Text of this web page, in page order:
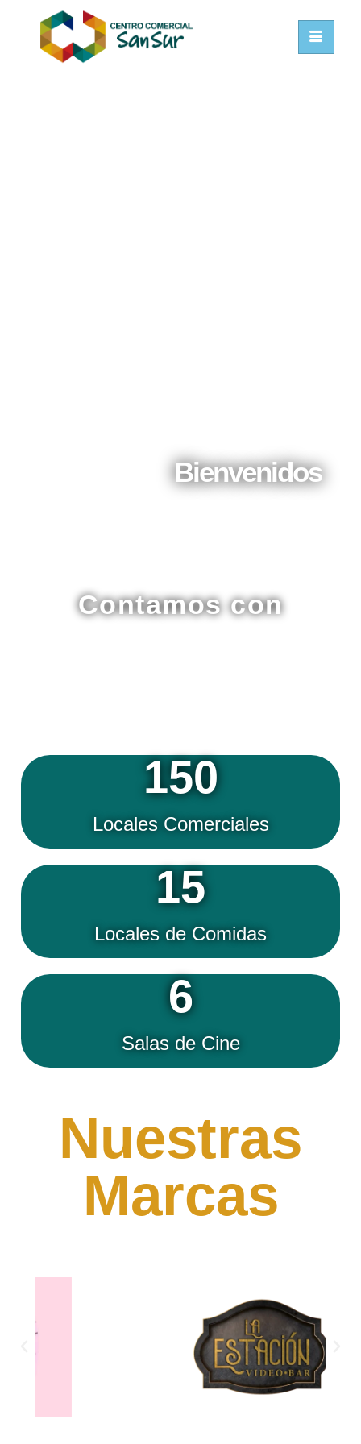
Bienvenidos
Contamos con
Locales Comerciales
150
Locales de Comidas
15
Salas de Cine
6
Nuestras
Marcas